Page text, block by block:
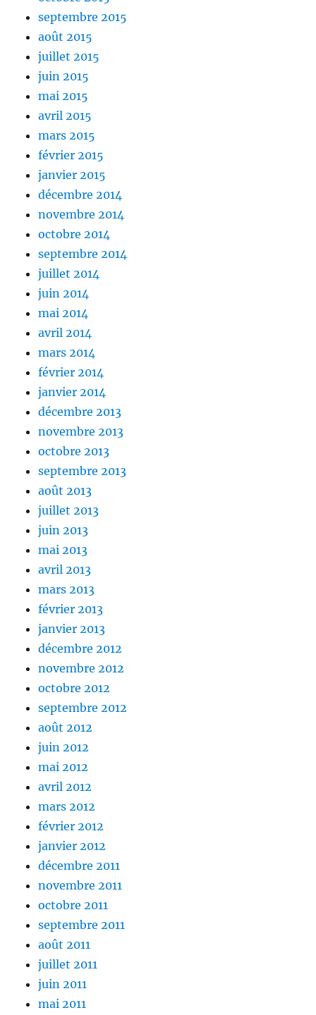
septembre 2015
août 2015
juillet 2015
juin 2015
mai 2015
avril 2015
mars 2015
février 2015
janvier 2015
décembre 2014
novembre 2014
octobre 2014
septembre 2014
juillet 2014
juin 2014
mai 2014
avril 2014
mars 2014
février 2014
janvier 2014
décembre 2013
novembre 2013
octobre 2013
septembre 2013
août 2013
juillet 2013
juin 2013
mai 2013
avril 2013
mars 2013
février 2013
janvier 2013
décembre 2012
novembre 2012
octobre 2012
septembre 2012
août 2012
juin 2012
mai 2012
avril 2012
mars 2012
février 2012
janvier 2012
décembre 2011
novembre 2011
octobre 2011
septembre 2011
août 2011
juillet 2011
juin 2011
mai 2011